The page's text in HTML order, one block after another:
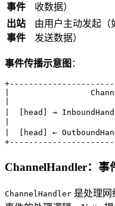
事件 收数据）
出站
事件
由用户主动发起（
发送数据）
事件传播示意图 ：
|
|  [head] →
|  [head] ←
ChannelHandler：事
ChannelHandler 是处理网